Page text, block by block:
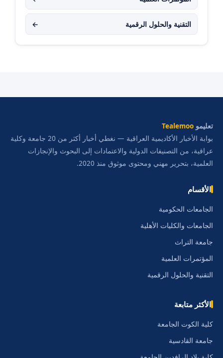
التقنية والحلول الرقمية ←
تعليمو Tealemoo
بوابة الأخبار الأكاديمية العراقية — نغطي أخبار أكثر من 20 جامعة وكلية
عراقية، من التصنيفات الدولية والاعتمادات إلى البحوث والإنجازات
العلمية، بتحرير مهني ومحتوى موثوق منذ 2020.
الأقسام
الجامعات الحكومية
الجامعات والكليات الأهلية
جامعة التراث
المؤتمرات العلمية
التقنية والحلول الرقمية
الأكثر متابعة
كلية الكوت الجامعة
جامعة القادسية